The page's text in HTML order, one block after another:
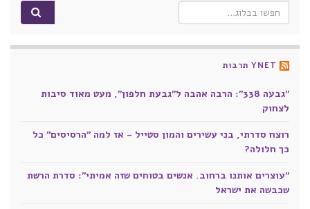
Search for:
YNET תרבות
"גבעה 338": הרבה אהבה ל"גבעת חלפון", מעט מאוד סיבות
לצחוק
רוצח סדרתי, בני עשירים והמון סטייל - אז למה "הרסיסים" כל
כך חלולה?
"עוצרים אותנו ברחוב. אנשים בטוחים שזה אמיתי": סדרת הרשת
שכבשה את ישראל